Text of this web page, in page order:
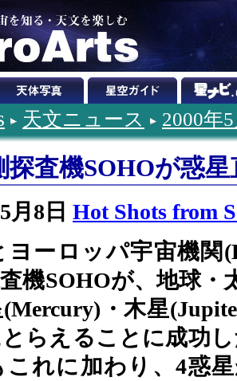
天文ニュース 2000年
探査機SOHOが惑
月8日 Hot Shots from
ヨーロッパ宇宙機関
機SOHOが、地球・
・木星
らえることに成功
これに加わり、4惑